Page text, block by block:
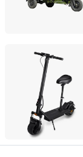
Yiwu Yiyao Car
Zhejiang,